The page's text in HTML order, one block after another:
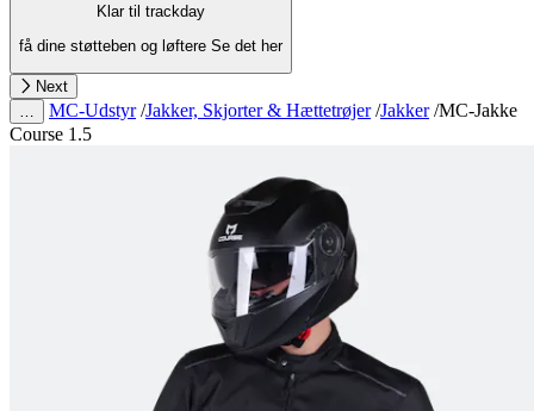
Klar til trackday
få dine støtteben og løftere Se det her
Next
MC-Udstyr /Jakker, Skjorter & Hættetrøjer /Jakker /MC-Jakke
Course 1.5